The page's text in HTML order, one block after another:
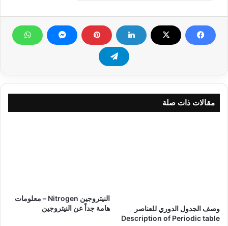
مقالات ذات صلة
وصف الجدول الدوري للعناصر
Description of Periodic table
النيتروجين Nitrogen – معلومات
هامة جداً عن النيتروجين